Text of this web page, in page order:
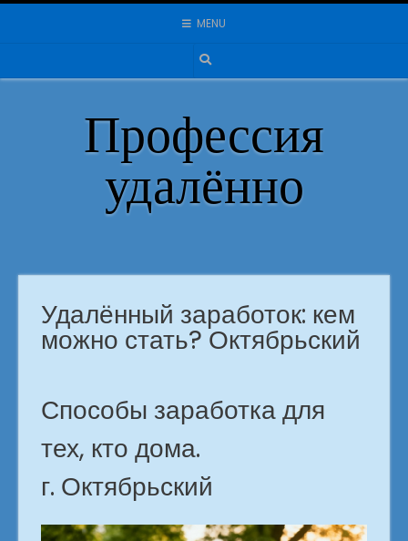
Skip
MENU
Профессия
удалённо
Удалённый заработок: кем
можно стать? Октябрьский
Способы заработка для
тех, кто дома.
г. Октябрьский